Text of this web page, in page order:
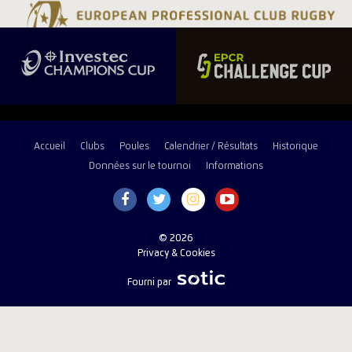
Accueil Clubs Poules Calendrier / Résultats
Historique
Données sur le tournoi
Informations
© 2026
Privacy & Cookies
Fourni par